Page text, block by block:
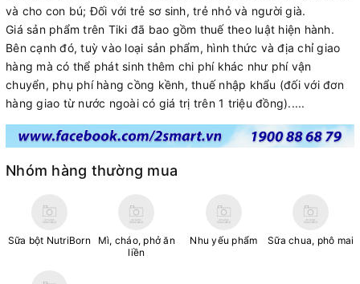
và cho con bú; Đối với trẻ sơ sinh, trẻ nhỏ và người già.
Giá sản phẩm trên Tiki đã bao gồm thuế theo luật hiện hành.
Bên cạnh đó, tuỳ vào loại sản phẩm, hình thức và địa chỉ giao
hàng mà có thể phát sinh thêm chi phí khác như phí vận
chuyển, phụ phí hàng cồng kềnh, thuế nhập khẩu (đối với đơn
hàng giao từ nước ngoài có giá trị trên 1 triệu đồng).....
Nhóm hàng thường mua
Sữa bột NutriBorn
Mì, cháo, phở ăn
liền
Nhu yếu phẩm Sữa chua, phô mai